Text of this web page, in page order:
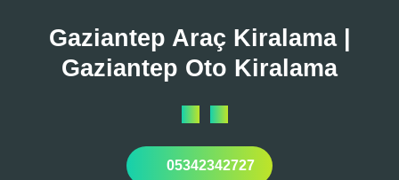
Gaziantep Araç Kiralama |
Gaziantep Oto Kiralama
Open
Button
05342342727